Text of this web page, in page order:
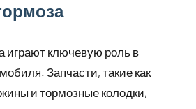
играют ключевую роль в
Запчасти, такие как
и тормозные колодки,